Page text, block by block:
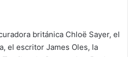
británica Chloë Sayer, el
el escritor James Oles, la